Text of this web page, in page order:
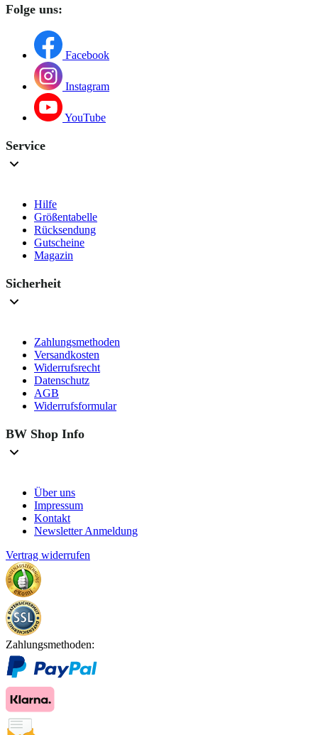
Folge uns:
Facebook
Instagram
YouTube
Service
Hilfe
Größentabelle
Rücksendung
Gutscheine
Magazin
Sicherheit
Zahlungsmethoden
Versandkosten
Widerrufsrecht
Datenschutz
AGB
Widerrufsformular
BW Shop Info
Über uns
Impressum
Kontakt
Newsletter Anmeldung
Vertrag widerrufen
Zahlungsmethoden: